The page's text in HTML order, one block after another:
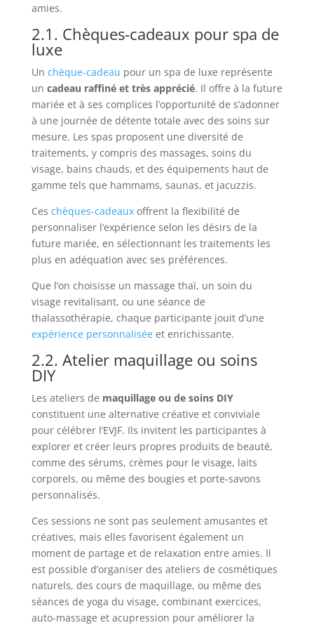
amies.
2.1. Chèques-cadeaux pour spa de
luxe
Un chèque-cadeau pour un spa de luxe représente
un cadeau raffiné et très apprécié. Il offre à la future
mariée et à ses complices l’opportunité de s’adonner
à une journée de détente totale avec des soins sur
mesure. Les spas proposent une diversité de
traitements, y compris des massages, soins du
visage, bains chauds, et des équipements haut de
gamme tels que hammams, saunas, et jacuzzis.
Ces chèques-cadeauxoffrent la flexibilité de
personnaliser l’expérience selon les désirs de la
future mariée, en sélectionnant les traitements les
plus en adéquation avec ses préférences.
Que l’on choisisse un massage thaï, un soin du
visage revitalisant, ou une séance de
thalassothérapie, chaque participante jouit d’une
expérience personnaliséeet enrichissante.
2.2. Atelier maquillage ou soins
DIY
Les ateliers de maquillage ou de soins DIY
constituent une alternative créative et conviviale
pour célébrer l’EVJF. Ils invitent les participantes à
explorer et créer leurs propres produits de beauté,
comme des sérums, crèmes pour le visage, laits
corporels, ou même des bougies et porte-savons
personnalisés.
Ces sessions ne sont pas seulement amusantes et
créatives, mais elles favorisent également un
moment de partage et de relaxation entre amies. Il
est possible d’organiser des ateliers de cosmétiques
naturels, des cours de maquillage, ou même des
séances de yoga du visage, combinant exercices,
auto-massage et acupression pour améliorer la